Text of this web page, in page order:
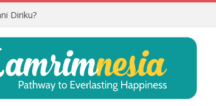
Diriku?